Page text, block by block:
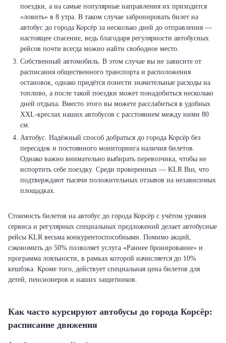
поездки, а на самые популярные направления их приходится
«ловить» в 8 утра. В таком случае забронировать билет на
автобус до города Корсёр за несколько дней до отправления —
настоящее спасение, ведь благодаря регулярности автобусных
рейсов почти всегда можно найти свободное место.
Собственный автомобиль. В этом случае вы не зависите от
расписания общественного транспорта и расположения
остановок, однако придётся понести значительные расходы на
топливо, а после такой поездки может понадобиться несколько
дней отдыха. Вместо этого вы можете расслабиться в удобных
XXL-креслах наших автобусов с расстоянием между ними 80
см.
Автобус. Надёжный способ добраться до города Корсёр без
пересадок и постоянного мониторинга наличия билетов.
Однако важно внимательно выбирать перевозчика, чтобы не
испортить себе поездку. Среди проверенных — KLR Bus, что
подтверждают тысячи положительных отзывов на независимых
площадках.
Стоимость билетов на автобус до города Корсёр с учётом уровня
сервиса и регулярных специальных предложений делает автобусные
рейсы KLR весьма конкурентоспособными. Помимо акций,
сэкономить до 50% позволяет услуга «Раннее бронирование» и
программа лояльности, в рамках которой начисляется до 10%
кешбэка. Кроме того, действует специальная цена билетов для
детей, пенсионеров и наших защитников.
Как часто курсируют автобусы до города Корсёр:
расписание движения